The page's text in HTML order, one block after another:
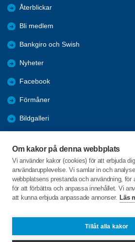
Om kakor på denna webbplats
Vi använder kakor (cookies) för att erbjuda
användarupplevelse. Vi samlar in och
webbplatsens prestanda och användning, för
för att förbättra och anpassa innehållet. Vi
att kunna erbjuda anpassade annonser. Läs
Tillåt alla kakor
Återblickar
Bli medlem
Bankgiro och Swish
Nyheter
Facebook
Förmåner
Bildgalleri
SOS Alarm 112
Årsmöte 2026
C/o:Saga Nilsson